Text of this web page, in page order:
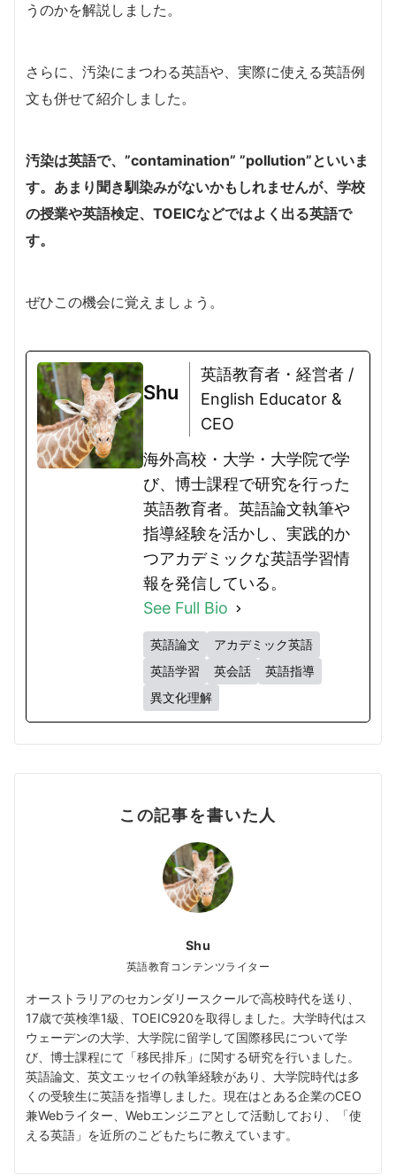
うのかを解説しました。
さらに、汚染にまつわる英語や、実際に使える英語例
文も併せて紹介しました。
汚染は英語で、”contamination” ”pollution”といいま
す。あまり聞き馴染みがないかもしれませんが、学校
の授業や英語検定、TOEICなどではよく出る英語で
す。
ぜひこの機会に覚えましょう。
Shu
英語教育者・経営者 /
English Educator &
CEO
海外高校・大学・大学院で学
び、博士課程で研究を行った
英語教育者。英語論文執筆や
指導経験を活かし、実践的か
つアカデミックな英語学習情
報を発信している。
See Full Bio
英語論文
アカデミック英語
英語学習
英会話
英語指導
異文化理解
この記事を書いた人
Shu
英語教育コンテンツライター
オーストラリアのセカンダリースクールで高校時代を送り、
17歳で英検準1級、TOEIC920を取得しました。大学時代はス
ウェーデンの大学、大学院に留学して国際移民について学
び、博士課程にて「移民排斥」に関する研究を行いました。
英語論文、英文エッセイの執筆経験があり、大学院時代は多
くの受験生に英語を指導しました。現在はとある企業のCEO
兼Webライター、Webエンジニアとして活動しており、「使
える英語」を近所のこどもたちに教えています。